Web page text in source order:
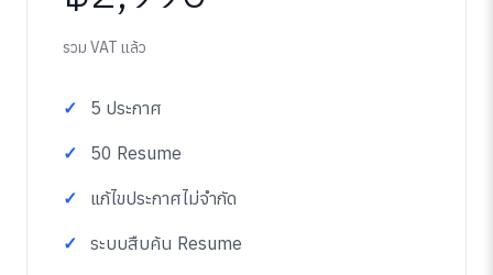
รวม VAT แล้ว
5 ประกาศ
50 Resume
แก้ไขประกาศไม่จำกัด
ระบบสืบค้น Resume